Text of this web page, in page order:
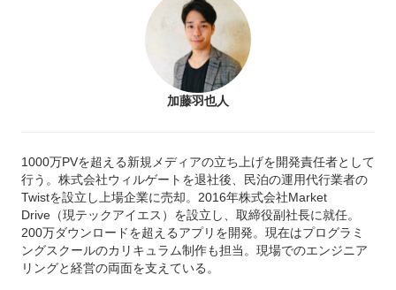
加藤羽也人
1000万PVを超える新規メディアの立ち上げを開発責任者として
行う。株式会社ウィルゲートを退社後、民泊の運用代行業者の
Twistを設立し上場企業に売却。2016年株式会社Market
Drive（現テックアイエス）を設立し、取締役副社長に就任。
200万ダウンロードを超えるアプリを開発。現在はプログラミ
ングスクールのカリキュラム制作も担当。現場でのエンジニア
リングと経営の両面を支えている。